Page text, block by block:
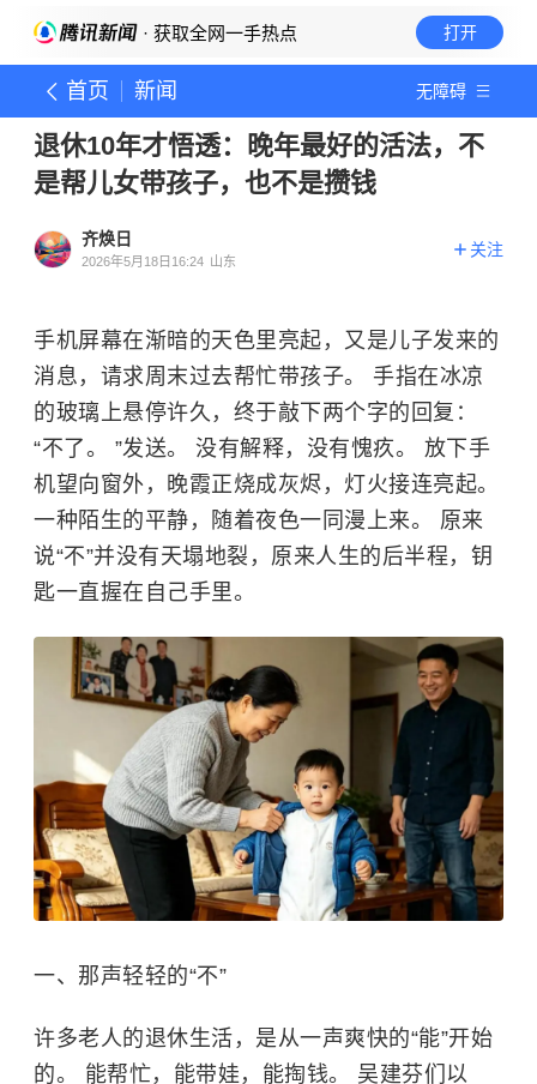
· 获取全网一手热点 打开
首页 新闻 无障碍
退休10年才悟透：晚年最好的活法，不
是帮儿女带孩子，也不是攒钱
齐焕日
2026年5月18日16:24 山东
关注
手机屏幕在渐暗的天色里亮起，又是儿子发来的
消息，请求周末过去帮忙带孩子。 手指在冰凉
的玻璃上悬停许久，终于敲下两个字的回复：
“不了。 ”发送。 没有解释，没有愧疚。 放下手
机望向窗外，晚霞正烧成灰烬，灯火接连亮起。
一种陌生的平静，随着夜色一同漫上来。 原来
说“不”并没有天塌地裂，原来人生的后半程，钥
匙一直握在自己手里。
一、那声轻轻的“不”
许多老人的退休生活，是从一声爽快的“能”开始
的。 能帮忙，能带娃，能掏钱。 吴建芬们以